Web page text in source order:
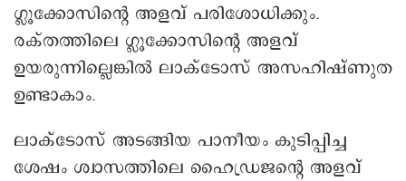
ഗ്ലൂക്കോസിന്റെ അളവ് പരിശോധിക്കും.
രക്തത്തിലെ ഗ്ലൂക്കോസിന്റെ അളവ്
ഉയരുന്നില്ലെങ്കിൽ ലാക്ടോസ് അസഹിഷ്ണുത
ഉണ്ടാകാം.
ലാക്ടോസ് അടങ്ങിയ പാനീയം കുടിപ്പിച്ച
ശേഷം ശ്വാസത്തിലെ ഹൈഡ്രജന്റെ അളവ്